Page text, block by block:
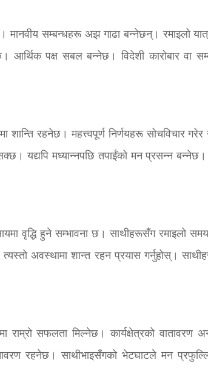
सम्बन्धहरू अझ गाढा बन्नेछन्। रमाइलो
आर्थिक पक्ष सबल बन्नेछ। विदेशी कारोबार वा
शान्ति रहनेछ। महत्त्वपूर्ण निर्णयहरू सोचविचार गरेर
यद्यपि मध्यान्नपछि तपाईंको मन प्रसन्न
वृद्धि हुने सम्भावना छ। साथीहरूसँग रमाइलो
अवस्थामा शान्त रहन प्रयास गर्नुहोस्।
राम्रो सफलता मिल्नेछ। कार्यक्षेत्रको
रहनेछ। साथीभाइसँगको भेटघाटले मन